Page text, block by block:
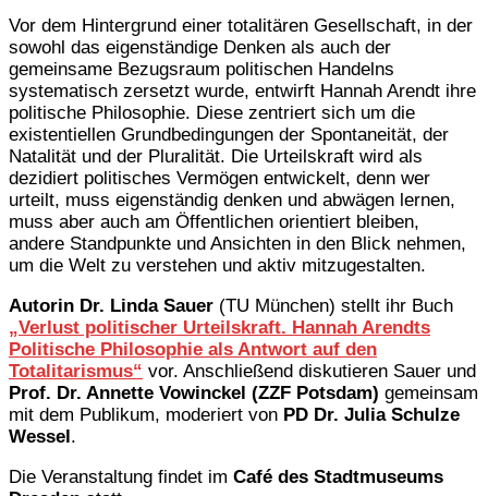
Vor dem Hintergrund einer totalitären Gesellschaft, in der
sowohl das eigenständige Denken als auch der
gemeinsame Bezugsraum politischen Handelns
systematisch zersetzt wurde, entwirft Hannah Arendt ihre
politische Philosophie. Diese zentriert sich um die
existentiellen Grundbedingungen der Spontaneität, der
Natalität und der Pluralität. Die Urteilskraft wird als
dezidiert politisches Vermögen entwickelt, denn wer
urteilt, muss eigenständig denken und abwägen lernen,
muss aber auch am Öffentlichen orientiert bleiben,
andere Standpunkte und Ansichten in den Blick nehmen,
um die Welt zu verstehen und aktiv mitzugestalten.
Autorin Dr. Linda Sauer (TU München) stellt ihr Buch
„Verlust politischer Urteilskraft. Hannah Arendts
Politische Philosophie als Antwort auf den
Totalitarismus“ vor. Anschließend diskutieren Sauer und
Prof. Dr. Annette Vowinckel (ZZF Potsdam) gemeinsam
mit dem Publikum, moderiert von PD Dr. Julia Schulze
Wessel.
Die Veranstaltung findet im Café des Stadtmuseums